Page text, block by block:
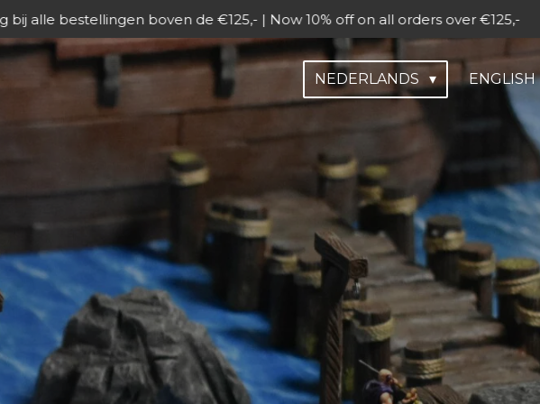
bij alle bestellingen boven de €125,- | Now 10% off on all orders over €125,-
NEDERLANDS ENGLISH